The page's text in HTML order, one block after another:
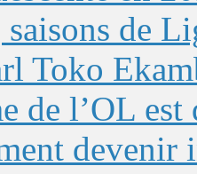
de
Toko
de l’OL
devenir